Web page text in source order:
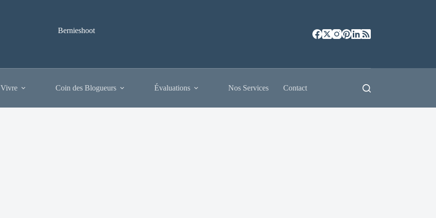
Bernieshoot
Coin des Blogueurs Évaluations Nos Services Contact